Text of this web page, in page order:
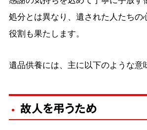
処分とは異なり、遺された人たちの
役割も果たします。
遺品供養には、主に以下のような意
故人を弔うため